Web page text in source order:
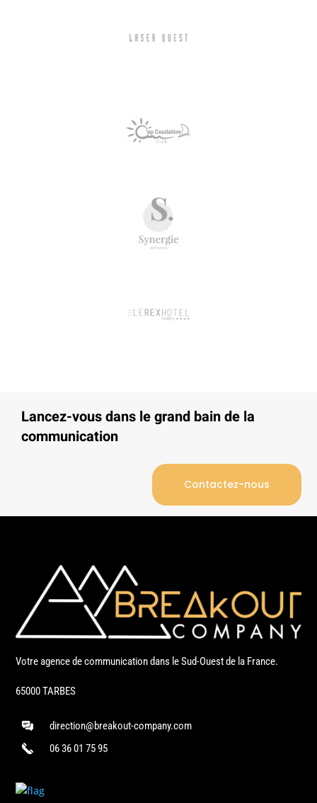
Lancez-vous dans le grand bain de la
communication
Contactez-nous
Votre agence de communication dans le Sud-Ouest de la France.
65000 TARBES
direction@breakout-company.com
06 36 01 75 95